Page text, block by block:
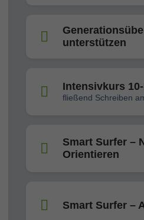
unterstützen
Intensivkurs
fließend Schreiben
Smart Surfer –
Orientieren
Smart Surfer –